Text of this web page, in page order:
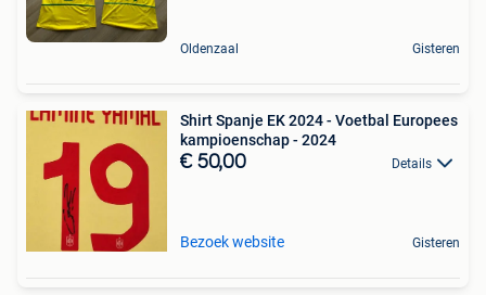
Oldenzaal Gisteren
Shirt Spanje EK 2024 - Voetbal Europees
kampioenschap - 2024
€ 50,00 Details
Bezoek website Gisteren